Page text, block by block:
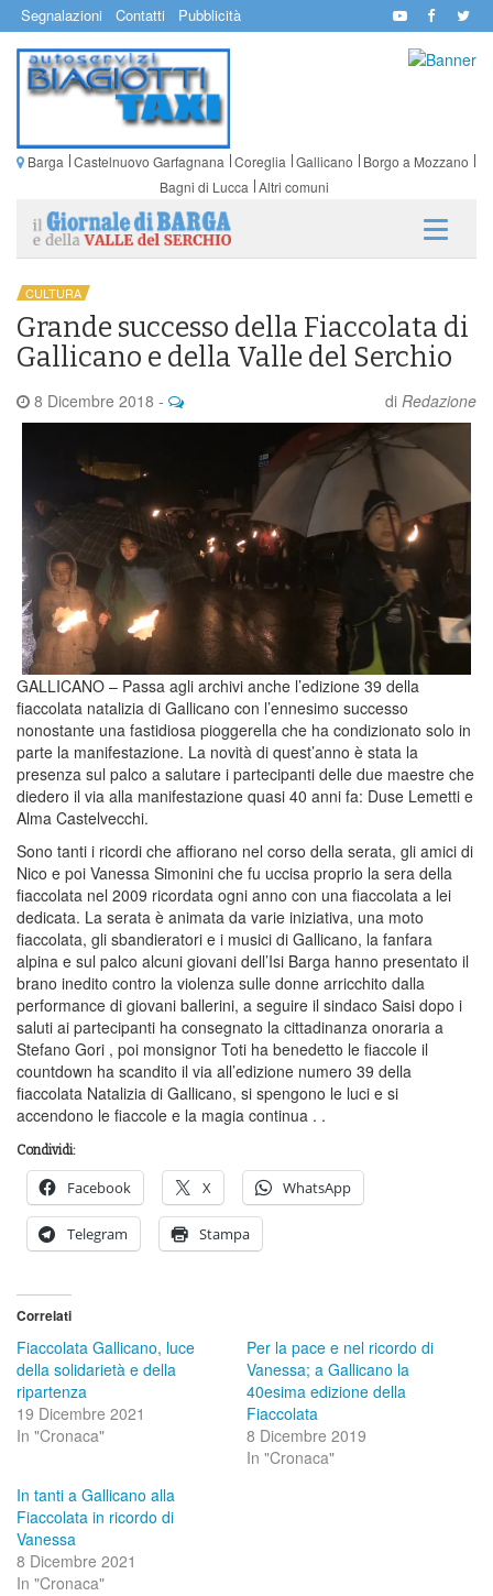
Segnalazioni Contatti Pubblicità
Barga Castelnuovo Garfagnana Coreglia Gallicano
Borgo a Mozzano
Bagni di Lucca Altri comuni
CULTURA
Grande successo della Fiaccolata di
Gallicano e della Valle del Serchio
8 Dicembre 2018 - di Redazione
GALLICANO – Passa agli archivi anche l’edizione 39 della
fiaccolata natalizia di Gallicano con l’ennesimo successo
nonostante una fastidiosa pioggerella che ha condizionato solo in
parte la manifestazione. La novità di quest’anno è stata la
presenza sul palco a salutare i partecipanti delle due maestre che
diedero il via alla manifestazione quasi 40 anni fa: Duse Lemetti e
Alma Castelvecchi.
Sono tanti i ricordi che affiorano nel corso della serata, gli amici di
Nico e poi Vanessa Simonini che fu uccisa proprio la sera della
fiaccolata nel 2009 ricordata ogni anno con una fiaccolata a lei
dedicata. La serata è animata da varie iniziativa, una moto
fiaccolata, gli sbandieratori e i musici di Gallicano, la fanfara
alpina e sul palco alcuni giovani dell’Isi Barga hanno presentato il
brano inedito contro la violenza sulle donne arricchito dalla
performance di giovani ballerini, a seguire il sindaco Saisi dopo i
saluti ai partecipanti ha consegnato la cittadinanza onoraria a
Stefano Gori , poi monsignor Toti ha benedetto le fiaccole il
countdown ha scandito il via all’edizione numero 39 della
fiaccolata Natalizia di Gallicano, si spengono le luci e si
accendono le fiaccole e la magia continua . .
Condividi:
Facebook X WhatsApp
Telegram Stampa
Correlati
Fiaccolata Gallicano, luce
della solidarietà e della
ripartenza
19 Dicembre 2021
In "Cronaca"
Per la pace e nel ricordo di
Vanessa; a Gallicano la
40esima edizione della
Fiaccolata
8 Dicembre 2019
In "Cronaca"
In tanti a Gallicano alla
Fiaccolata in ricordo di
Vanessa
8 Dicembre 2021
In "Cronaca"